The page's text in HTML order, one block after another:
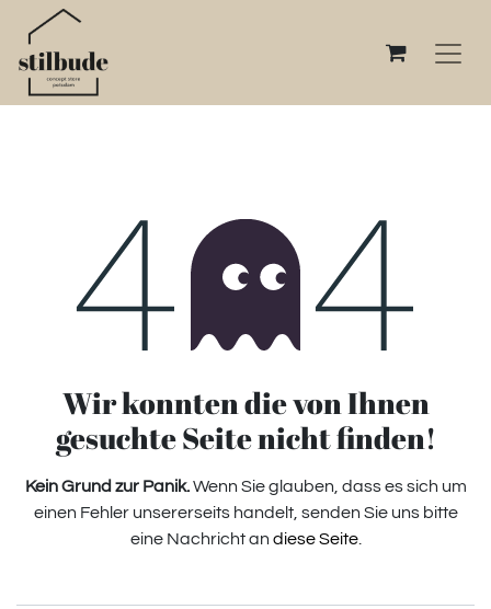
Fehler 404
Wir konnten die von Ihnen
gesuchte Seite nicht finden!
Kein Grund zur Panik.Wenn Sie glauben, dass es sich um
einen Fehler unsererseits handelt, senden Sie uns bitte
eine Nachricht an diese Seite.